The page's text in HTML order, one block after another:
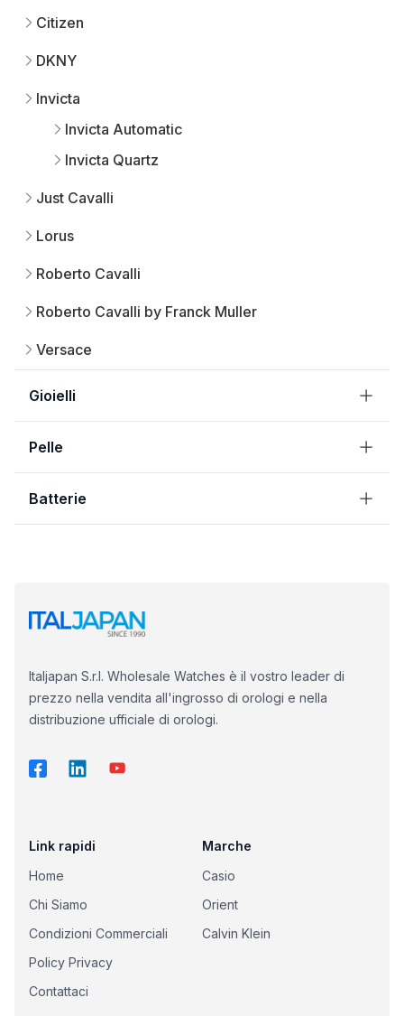
Citizen
DKNY
Invicta
Invicta Automatic
Invicta Quartz
Just Cavalli
Lorus
Roberto Cavalli
Roberto Cavalli by Franck Muller
Versace
Gioielli
Pelle
Batterie
Italjapan S.r.l. Wholesale Watches è il vostro leader di
prezzo nella vendita all'ingrosso di orologi e nella
distribuzione ufficiale di orologi.
Link rapidi
Home
Chi Siamo
Condizioni Commerciali
Policy Privacy
Contattaci
Marche
Casio
Orient
Calvin Klein